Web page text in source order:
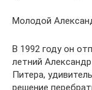
Молодой
В 1992 году он
летний
Питера,
решение